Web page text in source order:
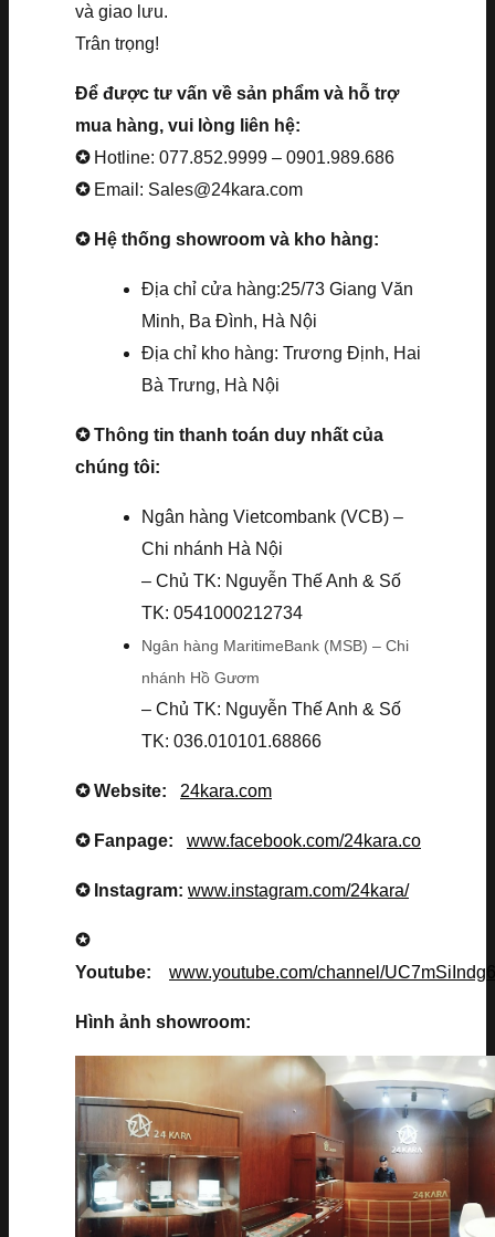
và giao lưu.
Trân trọng!
Để được tư vấn về sản phẩm và hỗ trợ
mua hàng, vui lòng liên hệ:
✪ Hotline: 077.852.9999 – 0901.989.686
✪ Email: Sales@24kara.com
✪ Hệ thống showroom và kho hàng:
Địa chỉ cửa hàng:25/73 Giang Văn
Minh, Ba Đình, Hà Nội
Địa chỉ kho hàng: Trương Định, Hai
Bà Trưng, Hà Nội
✪ Thông tin thanh toán duy nhất của
chúng tôi:
Ngân hàng Vietcombank (VCB) –
Chi nhánh Hà Nội
– Chủ TK: Nguyễn Thế Anh & Số
TK: 0541000212734
Ngân hàng MaritimeBank (MSB) – Chi
nhánh Hồ Gươm
– Chủ TK: Nguyễn Thế Anh & Số
TK: 036.010101.68866
✪ Website: 24kara.com
✪ Fanpage: www.facebook.com/24kara.co
✪ Instagram: www.instagram.com/24kara/
✪
Youtube: www.youtube.com/channel/
Hình ảnh showroom: